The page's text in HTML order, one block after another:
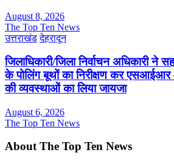
August 8, 2026
The Top Ten News
उत्तराखंड देहरादून
जिलाधिकारी/जिला निर्वाचन अधिकारी ने
के पोलिंग बूथों का निरीक्षण कर एसआईआर
की व्यवस्थाओं का लिया जायजा
August 6, 2026
The Top Ten News
About The Top Ten News